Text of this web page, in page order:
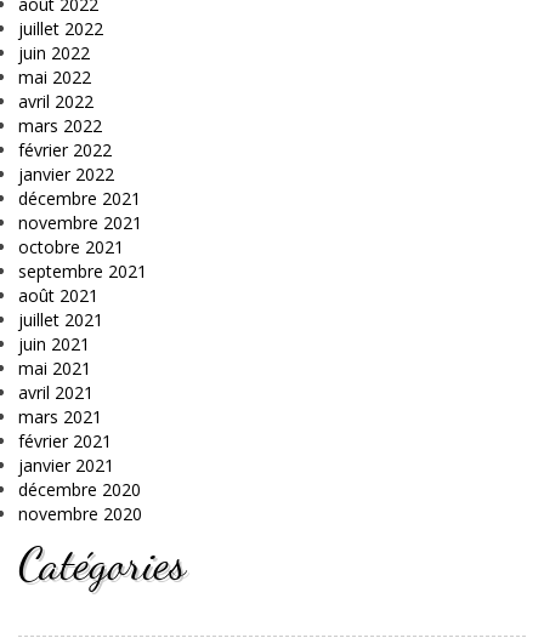
août 2022
juillet 2022
juin 2022
mai 2022
avril 2022
mars 2022
février 2022
janvier 2022
décembre 2021
novembre 2021
octobre 2021
septembre 2021
août 2021
juillet 2021
juin 2021
mai 2021
avril 2021
mars 2021
février 2021
janvier 2021
décembre 2020
novembre 2020
Catégories